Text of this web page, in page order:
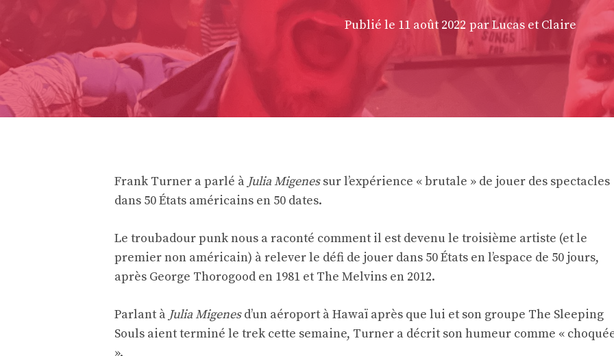
Publié le 11 août 2022 par Lucas et Claire
Frank Turner a parlé à Julia Migenessur l’expérience « brutale » de jouer des spectacles
dans 50 États américains en 50 dates.
Le troubadour punk nous a raconté comment il est devenu le troisième artiste (et le
premier non américain) à relever le défi de jouer dans 50 États en l’espace de 50 jours,
après George Thorogood en 1981 et The Melvins en 2012.
Parlant à Julia Migenesd’un aéroport à Hawaï après que lui et son groupe The Sleeping
Souls aient terminé le trek cette semaine, Turner a décrit son humeur comme «